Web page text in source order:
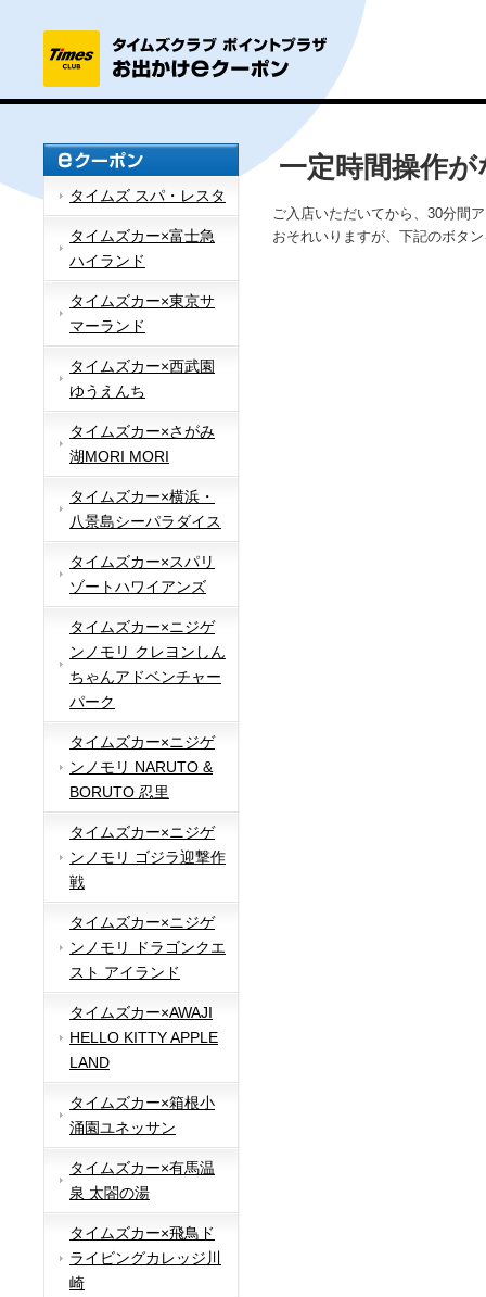
タイムズ スパ・レスタ
タイムズカー×富士急
ハイランド
タイムズカー×東京サ
マーランド
タイムズカー×西武園
ゆうえんち
タイムズカー×さがみ
湖MORI MORI
タイムズカー×横浜・
八景島シーパラダイス
タイムズカー×スパリ
ゾートハワイアンズ
タイムズカー×ニジゲ
ンノモリ クレヨンしん
ちゃんアドベンチャー
パーク
タイムズカー×ニジゲ
ンノモリ NARUTO &
BORUTO 忍里
タイムズカー×ニジゲ
ンノモリ ゴジラ迎撃作
戦
タイムズカー×ニジゲ
ンノモリ ドラゴンクエ
スト アイランド
タイムズカー×AWAJI
HELLO KITTY APPLE
LAND
タイムズカー×箱根小
涌園ユネッサン
タイムズカー×有馬温
泉 太閤の湯
タイムズカー×飛鳥ド
ライビングカレッジ川
崎
一定時間操作
ご入店いただいてから、30分間
おそれいりますが、下記のボタ